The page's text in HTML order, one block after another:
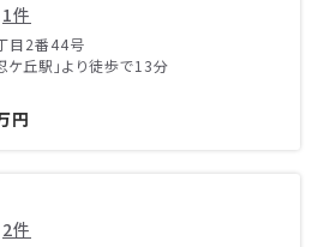
1件
目2番44号
丘駅」より徒歩で13分
円
2件